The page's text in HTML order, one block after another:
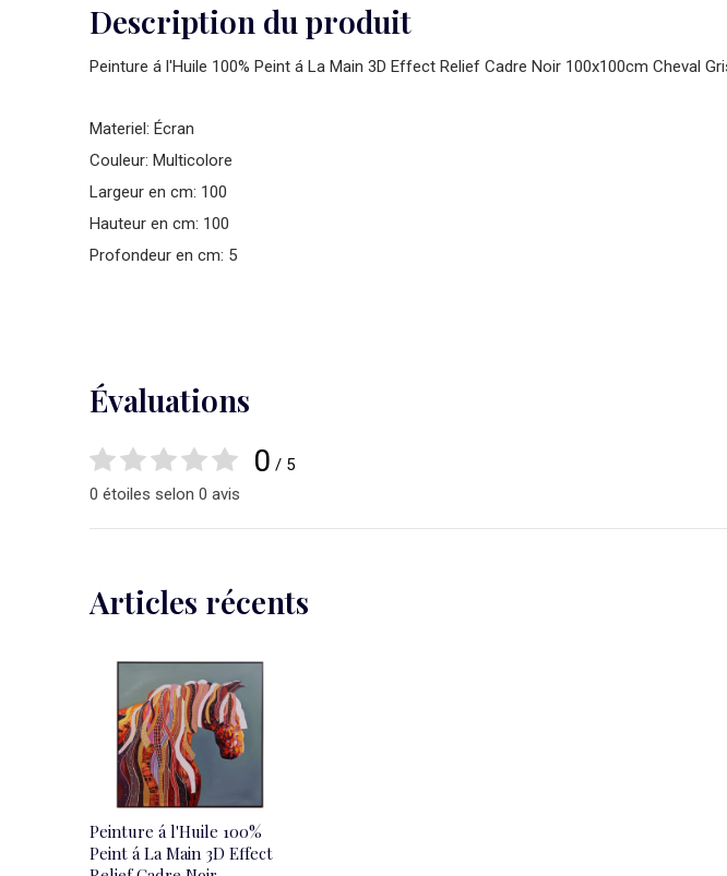
Description du produit
Peinture á l'Huile 100% Peint á La Main 3D Effect Relief Cadre Noir 100x100cm Cheval
Materiel: Écran
Couleur: Multicolore
Largeur en cm: 100
Hauteur en cm: 100
Profondeur en cm: 5
Évaluations
0 / 5
0 étoiles selon 0 avis
Articles récents
Peinture á l'Huile 100%
Peint á La Main 3D Effect